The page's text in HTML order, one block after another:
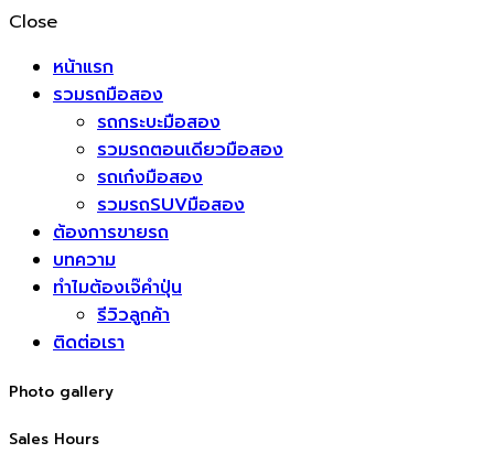
Close
หน้าแรก
รวมรถมือสอง
รถกระบะมือสอง
รวมรถตอนเดียวมือสอง
รถเก๋งมือสอง
รวมรถSUVมือสอง
ต้องการขายรถ
บทความ
ทำไมต้องเจ๊คำปุ่น
รีวิวลูกค้า
ติดต่อเรา
Photo gallery
Sales Hours